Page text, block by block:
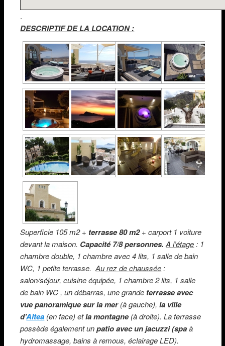
.
DESCRIPTIF DE LA LOCATION :
Superficie 105 m2 + terrasse 80 m2+ carport 1 voiture
devant la maison. Capacité 7/8 personnes. A l’étage : 1
chambre double, 1 chambre avec 4 lits, 1 salle de bain
WC, 1 petite terrasse.Au rez de chaussée :
salon/séjour, cuisine équipée, 1 chambre 2 lits, 1 salle
de bain WC , un débarras, une grande terrasse avec
vue panoramique sur la mer(à gauche),la ville
d’Altea (en face) etla montagne(à droite). La terrasse
possède également unpatio avec un jacuzzi (spaà
hydromassage, bains à remous, éclairage LED).